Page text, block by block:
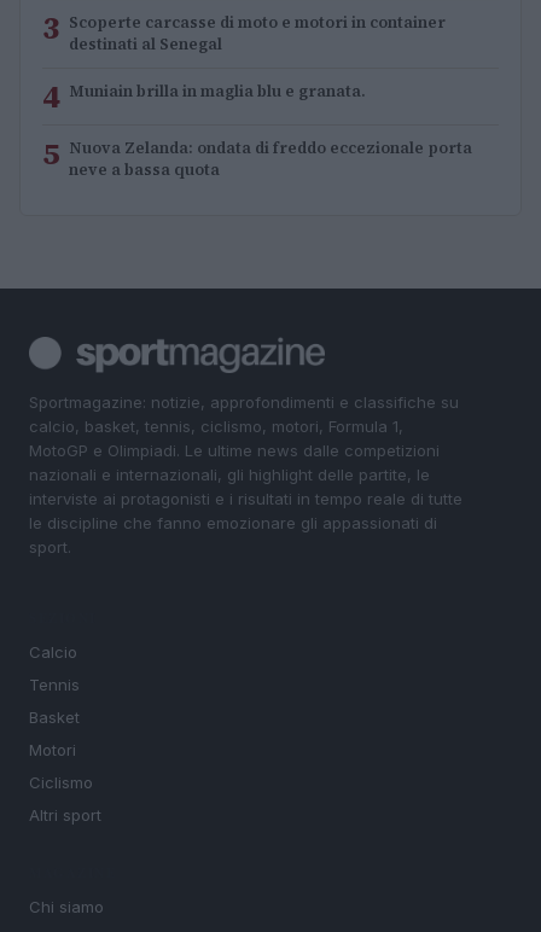
3 Scoperte carcasse di moto e motori in container
destinati al Senegal
4 Muniain brilla in maglia blu e granata.
5 Nuova Zelanda: ondata di freddo eccezionale porta
neve a bassa quota
Sportmagazine: notizie, approfondimenti e classifiche su
calcio, basket, tennis, ciclismo, motori, Formula 1,
MotoGP e Olimpiadi. Le ultime news dalle competizioni
nazionali e internazionali, gli highlight delle partite, le
interviste ai protagonisti e i risultati in tempo reale di tutte
le discipline che fanno emozionare gli appassionati di
sport.
Calcio
Tennis
Basket
Motori
Ciclismo
Altri sport
Chi siamo